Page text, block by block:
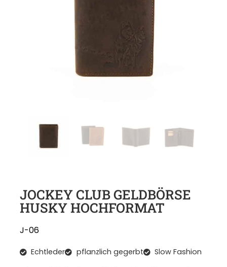
JOCKEY CLUB GELDBÖRSE
HUSKY HOCHFORMAT
J-06
Echtleder pflanzlich gegerbt Slow Fashion